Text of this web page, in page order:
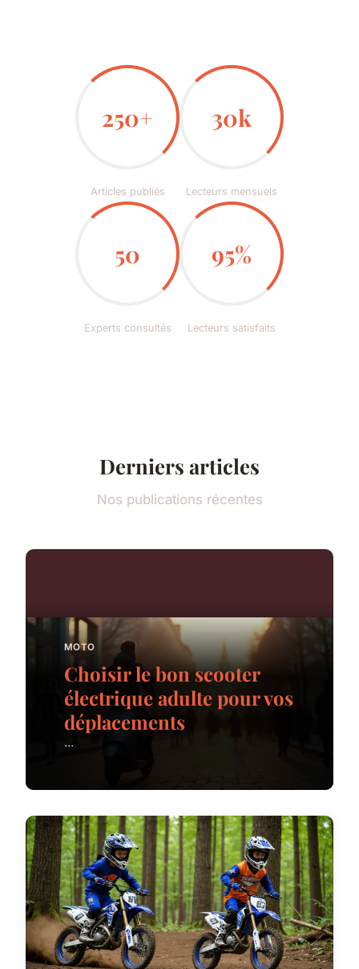
250+
Articles publiés
30k
Lecteurs mensuels
50
Experts consultés
95%
Lecteurs satisfaits
Derniers articles
Nos publications récentes
MOTO
Choisir le bon scooter
électrique adulte pour vos
déplacements
...